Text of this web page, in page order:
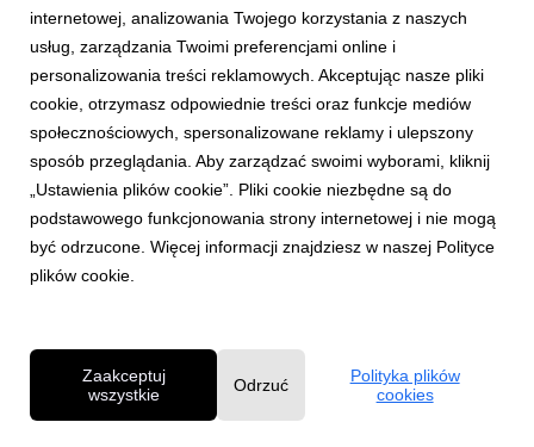
AKTUALNOŚCI
Daniel Godson odfiltrowuje rzeczywistość
26 czerwca 2026
W nowym singlu o tytule “Esmeralda” Daniel śpiewa o walce o
siebie w “perfekcyjnej rzeczywistości” social mediów. Piosenka
jest częścią kampanii społecznej Universal Music Polska i PZU
internetowej, analizowania Twojego korzystania z naszych
usług, zarządzania Twoimi preferencjami online i
personalizowania treści reklamowych. Akceptując nasze pliki
cookie, otrzymasz odpowiednie treści oraz funkcje mediów
społecznościowych, spersonalizowane reklamy i ulepszony
sposób przeglądania. Aby zarządzać swoimi wyborami, kliknij
„Ustawienia plików cookie”. Pliki cookie niezbędne są do
podstawowego funkcjonowania strony internetowej i nie mogą
być odrzucone. Więcej informacji znajdziesz w naszej Polityce
plików cookie.
Zaakceptuj
wszystkie
Odrzuć
Polityka plików
cookies